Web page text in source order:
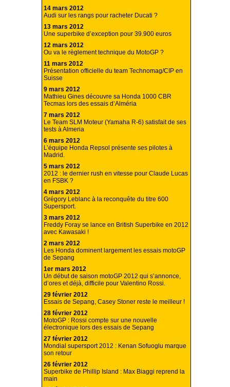
14 mars 2012
Audi sur les rangs pour racheter Ducati ?
13 mars 2012
Une superbike d’exception pour 39.900 euros
12 mars 2012
Ou va le règlement technique du MotoGP ?
11 mars 2012
Présentation officielle du team Technomag/CIP en
Suisse
9 mars 2012
Mathieu Gines découvre sa Honda 1000 CBR
Tecmas lors des essais d’Alméria
7 mars 2012
Le Team SLM Moteur (Yamaha R-6) satisfait de ses
tests à Almeria
6 mars 2012
L’équipe Honda Repsol présente ses pilotes à
Madrid.
5 mars 2012
2012 : le dernier rush en vitesse pour Claude Lucas
en FSBK ?
4 mars 2012
Grégory Leblanc à la reconquête du titre 600
Supersport.
3 mars 2012
Freddy Foray se lance en British Superbike en 2012
avec Kawasaki !
2 mars 2012
Les Honda dominent largement les essais motoGP
de Sepang
1er mars 2012
Un début de saison motoGP 2012 qui s’annonce,
d’ores et déjà, difficile pour Valentino Rossi.
29 février 2012
Essais de Sepang, Casey Stoner reste le meilleur !
28 février 2012
MotoGP : Rossi compte sur une nouvelle
électronique lors des essais de Sepang
27 février 2012
Mondial supersport 2012 : Kenan Sofuoglu marque
son retour
26 février 2012
Superbike de Phillip Island : Max Biaggi reprend la
main